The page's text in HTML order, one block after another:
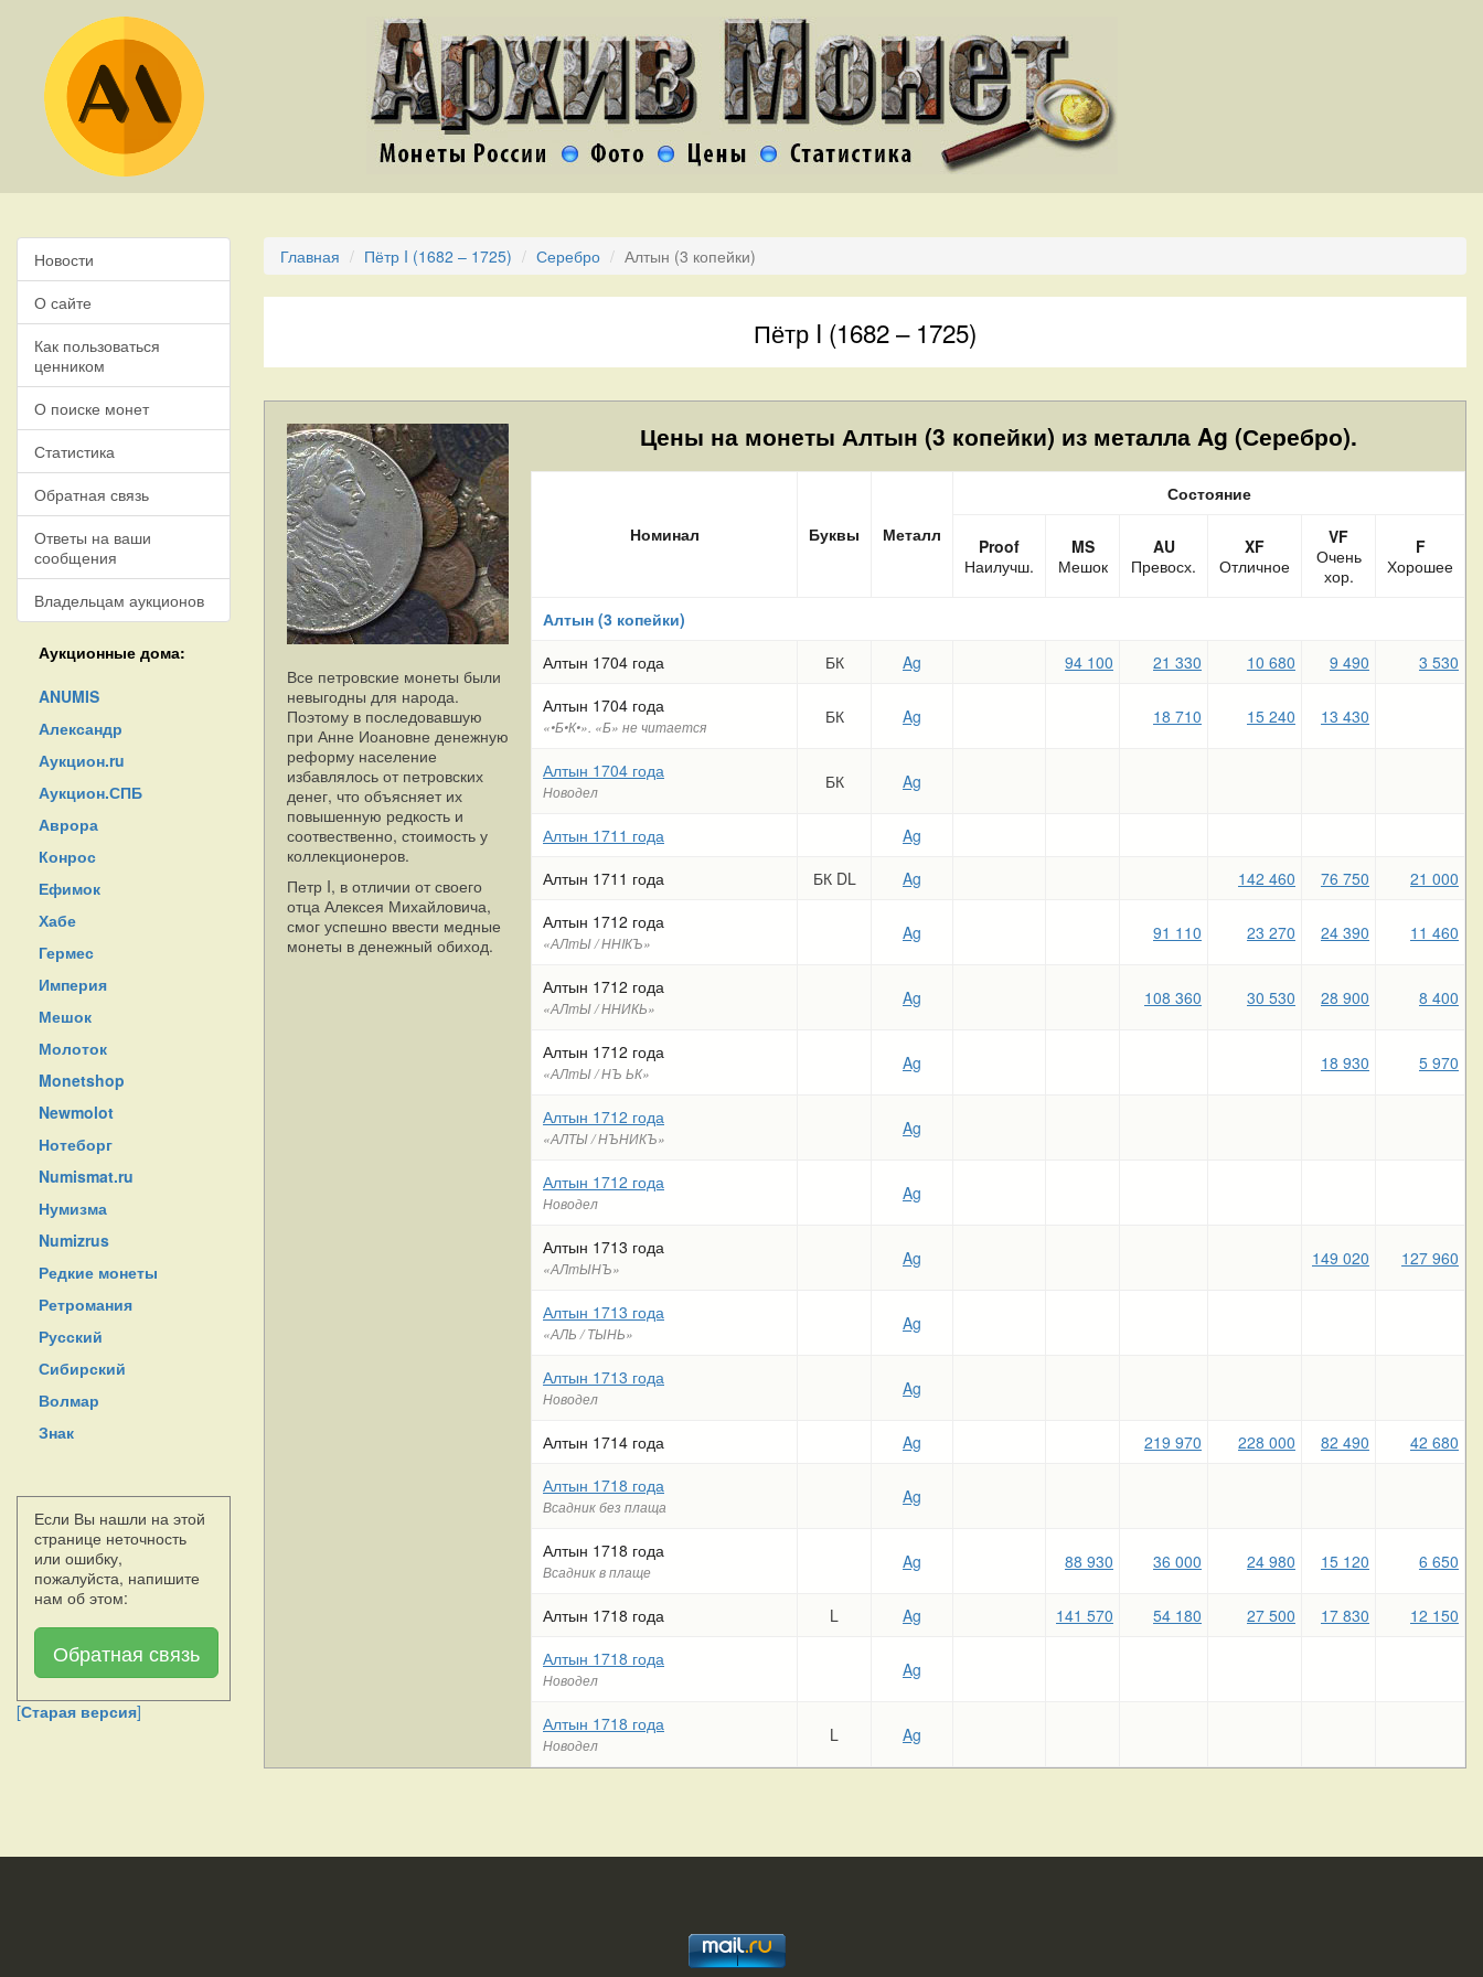
Новости
О сайте
Как пользоваться
ценником
О поиске монет
Статистика
Обратная связь
Ответы на ваши
сообщения
Владельцам аукционов
Аукционные дома:
ANUMIS
Александр
Аукцион.ru
Аукцион.СПБ
Аврора
Конрос
Ефимок
Хабе
Гермес
Империя
Мешок
Молоток
Monetshop
Newmolot
Нотеборг
Numismat.ru
Нумизма
Numizrus
Редкие монеты
Ретромания
Русский
Сибирский
Волмар
Знак
Если Вы нашли на этой
странице неточность
или ошибку,
пожалуйста, напишите
нам об этом:
Обратная связь
[Старая версия]
Главная Пётр I (1682 – 1725) Серебро Алтын (3 копейки)
Пётр I (1682 – 1725)
Все петровские монеты были
невыгодны для народа.
Поэтому в последовавшую
при Анне Иоановне денежную
реформу население
избавлялось от петровских
денег, что объясняет их
повышенную редкость и
соотвественно, стоимость у
коллекционеров.
Петр I, в отличии от своего
отца Алексея Михайловича,
смог успешно ввести медные
монеты в денежный обиход.
Цены на монеты Алтын (3 копейки) из металла Ag (Серебро).
Номинал Буквы Металл
Состояние
Proof
Наилучш.
MS
Мешок
AU
Превосх.
XF
Отличное
VF
Очень
хор.
F
Хорошее
Алтын (3 копейки)
Алтын 1704 года
БК Ag 94 100 21 330 10 680 9 490
3 530
Алтын 1704 года
«•Б•К•». «Б» не читается БК Ag 18 710 15 240 13 430
Алтын 1704 года
Новодел БК Ag
Алтын 1711 года
Ag
Алтын 1711 года
БК DL Ag 142 460 76 750
21 000
Алтын 1712 года
«АЛmЫ / ННIКЪ» Ag 91 110 23 270 24 390 11 460
Алтын 1712 года
«АЛmЫ / ННИКЬ» Ag 108 360 30 530 28 900 8 400
Алтын 1712 года
«АЛmЫ / НЪ ЬК» Ag 18 930 5 970
Алтын 1712 года
«АЛТЫ / НЪНИКЪ» Ag
Алтын 1712 года
Новодел Ag
Алтын 1713 года
«АЛmЫНЪ» Ag 149 020 127 960
Алтын 1713 года
«АЛЬ / ТЫНЬ» Ag
Алтын 1713 года
Новодел Ag
Алтын 1714 года Ag 219 970 228 000 82 490
42 680
Алтын 1718 года
Всадник без плаща Ag
Алтын 1718 года
Всадник в плаще Ag 88 930 36 000 24 980 15 120 6 650
Алтын 1718 года L Ag 141 570 54 180 27 500 17 830
12 150
Алтын 1718 года
Новодел Ag
Алтын 1718 года
Новодел L Ag